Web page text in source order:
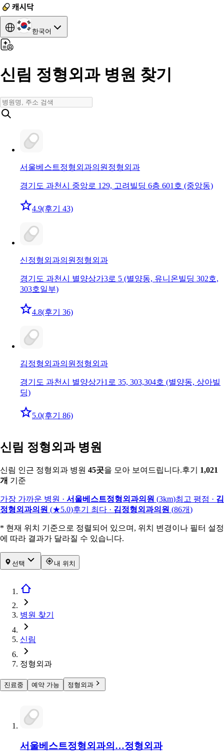
한국어
신림 정형외과 병원 찾기
서울베스트정형외과의원 정형외과
경기도 과천시 중앙로 129, 고려빌딩 6층 601호 (중앙동)
4.9(후기 43)
신정형외과의원 정형외과
경기도 과천시 별양상가3로 5 (별양동, 유니온빌딩 302호,
303호일부)
4.8(후기 36)
김정형외과의원 정형외과
경기도 과천시 별양상가1로 35, 303,304호 (별양동, 상아빌
딩)
5.0(후기 86)
신림 정형외과 병원
신림 인근 정형외과 병원 45곳을 모아 보여드립니다.후기
1,021
개 기준
가장 가까운 병원 · 서울베스트정형외과의원 (3km)최고 평점 · 김
정형외과의원 (★5.0)후기 최다 · 김정형외과의원 (86개)
* 현재 위치 기준으로 정렬되어 있으며, 위치 변경이나 필터 설정
에 따라 결과가 달라질 수 있습니다.
선택 내 위치
병원 찾기
신림
정형외과
진료중 예약 가능 정형외과
서울베스트정형외과의…정형외과